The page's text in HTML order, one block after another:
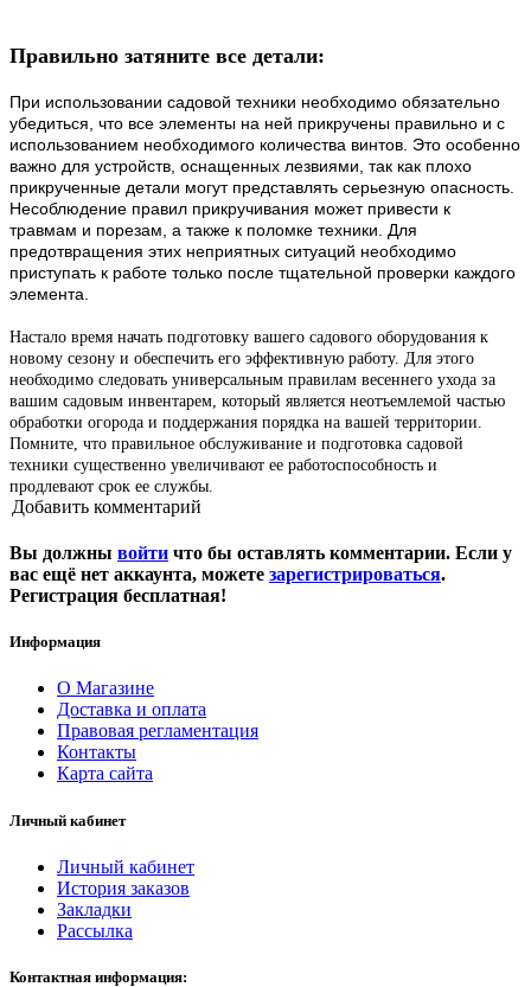
Правильно затяните все детали:
При использовании садовой техники необходимо обязательно
убедиться, что все элементы на ней прикручены правильно и с
использованием необходимого количества винтов. Это особенно
важно для устройств, оснащенных лезвиями, так как плохо
прикрученные детали могут представлять серьезную опасность.
Несоблюдение правил прикручивания может привести к
травмам и порезам, а также к поломке техники. Для
предотвращения этих неприятных ситуаций необходимо
приступать к работе только после тщательной проверки каждого
элемента.
Настало время начать подготовку вашего садового оборудования к
новому сезону и обеспечить его эффективную работу. Для этого
необходимо следовать универсальным правилам весеннего ухода за
вашим садовым инвентарем, который является неотъемлемой частью
обработки огорода и поддержания порядка на вашей территории.
Помните, что правильное обслуживание и подготовка садовой
техники существенно увеличивают ее работоспособность и
продлевают срок ее службы.
Добавить комментарий
Вы должны войти что бы оставлять комментарии. Если у
вас ещё нет аккаунта, можете зарегистрироваться.
Регистрация бесплатная!
Информация
О Магазине
Доставка и оплата
Правовая регламентация
Контакты
Карта сайта
Личный кабинет
Личный кабинет
История заказов
Закладки
Рассылка
Контактная информация: